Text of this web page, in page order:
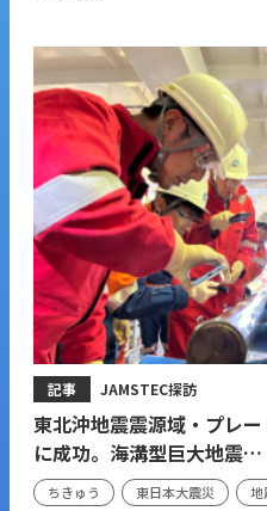
記事 JAMSTEC探訪
東北沖地震震源域・プレ
に成功。海溝型巨大地震…
ちきゅう 東日本大震災 地